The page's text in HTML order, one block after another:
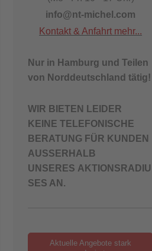
info@nt-michel.com
Kontakt & Anfahrt mehr...
Nur in Hamburg und Teilen
von Norddeutschland tätig!
WIR BIETEN LEIDER
KEINE TELEFONISCHE
BERATUNG FÜR KUNDEN
AUSSERHALB
UNSERES AKTIONSRADIU
SES AN.
Aktuelle Angebote stark